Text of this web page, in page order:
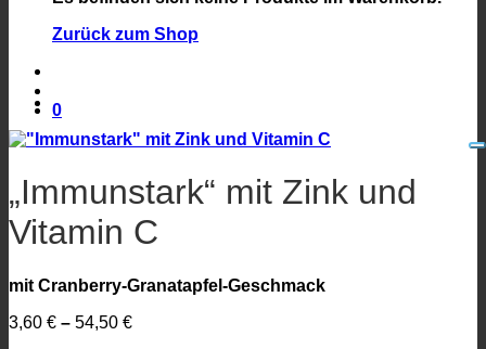
Zurück zum Shop
0
„Immunstark“ mit Zink und
Vitamin C
mit Cranberry-Granatapfel-Geschmack
3,60 € – 54,50 €